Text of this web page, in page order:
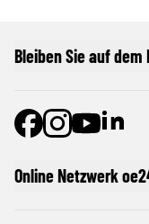
Online Netzwerk
Bleiben Sie auf